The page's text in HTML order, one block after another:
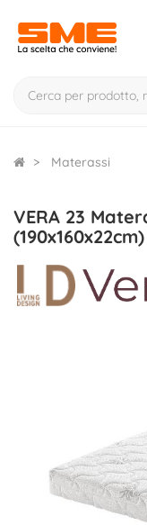
Materassi
VERA 23
(190x160x22cm)